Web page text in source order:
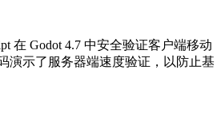
在 Godot 4.7 中安全验证客户端移动
演示了服务器端速度验证，以防止基